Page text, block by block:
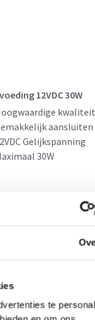
te
12VDC 30W
kwaliteit
aansluiten
Gelijkspanning
30W